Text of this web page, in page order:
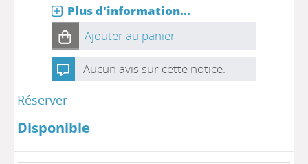
Plus d'information...
Ajouter au panier
Aucun avis sur cette notice.
Réserver
Disponible